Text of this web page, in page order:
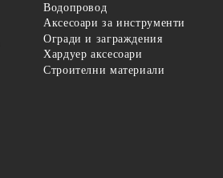
Водопровод
Аксесоари за инструменти
Огради и заграждения
Хардуер аксесоари
Строителни материали